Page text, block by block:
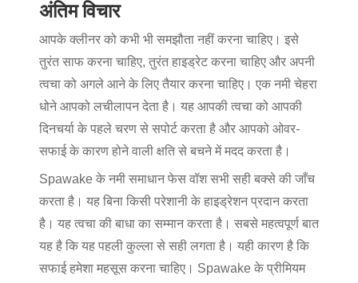
अंतिम विचार
आपके क्लीनर को कभी भी समझौता नहीं करना चाहिए। इसे
तुरंत साफ करना चाहिए, तुरंत हाइड्रेट करना चाहिए और अपनी
त्वचा को अगले आने के लिए तैयार करना चाहिए। एक नमी चेहरा
धोने आपको लचीलापन देता है। यह आपकी त्वचा को आपकी
दिनचर्या के पहले चरण से सपोर्ट करता है और आपको ओवर-
सफाई के कारण होने वाली क्षति से बचने में मदद करता है।
Spawake के नमी समाधान फेस वॉश सभी सही बक्से की जाँच
करता है। यह बिना किसी परेशानी के हाइड्रेशन प्रदान करता
है। यह त्वचा की बाधा का सम्मान करता है। सबसे महत्वपूर्ण बात
यह है कि यह पहली कुल्ला से सही लगता है। यही कारण है कि
सफाई हमेशा महसूस करना चाहिए। Spawake के प्रीमियम